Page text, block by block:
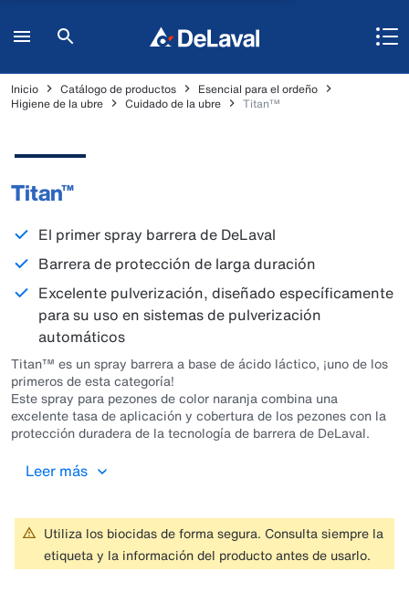
Inicio Catálogo de productos
Esencial para el ordeño
Higiene de la ubre
Cuidado de la ubre Titan™
Titan™
El primer spray barrera de DeLaval
Barrera de protección de larga duración
Excelente pulverización, diseñado específicamente
para su uso en sistemas de pulverización
automáticos
Titan™ es un spray barrera a base de ácido láctico, ¡uno de los
primeros de esta categoría!
Este spray para pezones de color naranja combina una
excelente tasa de aplicación y cobertura de los pezones con la
protección duradera de la tecnología de barrera de DeLaval.
Leer más
Utiliza los biocidas de forma segura. Consulta siempre la
etiqueta y la información del producto antes de usarlo.